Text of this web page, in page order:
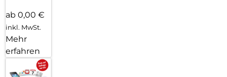
ab 0,00 €
inkl. MwSt.
Mehr
erfahren